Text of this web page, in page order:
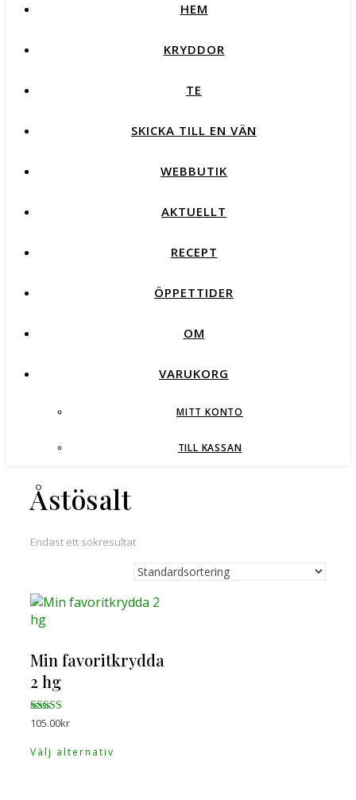
HEM
KRYDDOR
TE
SKICKA TILL EN VÄN
WEBBUTIK
AKTUELLT
RECEPT
ÖPPETTIDER
OM
VARUKORG
MITT KONTO
TILL KASSAN
Åstösalt
Endast ett sökresultat
Min favoritkrydda
2 hg
Betygsatt
105.00kr
Välj alternativ